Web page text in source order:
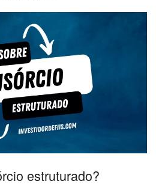
estruturado?